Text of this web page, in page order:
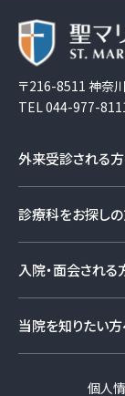
〒216-8511 神奈
TEL044-977-
外来受診される
診療科をお探し
入院・面会される
当院を知りたい
個人